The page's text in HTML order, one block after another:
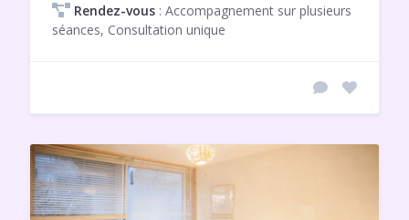
Rendez-vous : Accompagnement sur plusieurs
séances, Consultation unique